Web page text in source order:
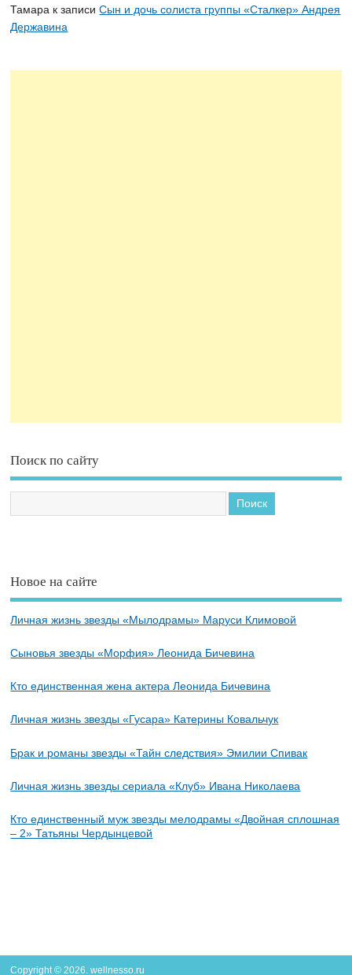
Тамара к записиСын и дочь солиста группы «Сталкер» Андрея
Державина
Поиск по сайту
Новое на сайте
Личная жизнь звезды «Мылодрамы» Маруси Климовой
Сыновья звезды «Морфия» Леонида Бичевина
Кто единственная жена актера Леонида Бичевина
Личная жизнь звезды «Гусара» Катерины Ковальчук
Брак и романы звезды «Тайн следствия» Эмилии Спивак
Личная жизнь звезды сериала «Клуб» Ивана Николаева
Кто единственный муж звезды мелодрамы «Двойная сплошная
– 2» Татьяны Чердынцевой
Copyright © 2026. wellnesso.ru